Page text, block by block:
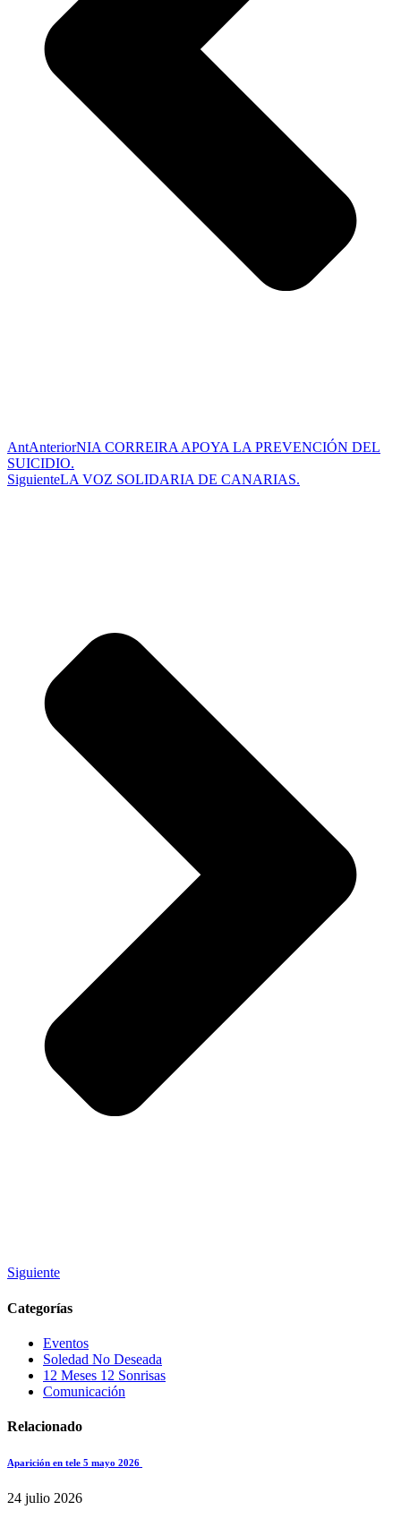
AntAnteriorNIA CORREIRA APOYA LA PREVENCIÓN DEL
SUICIDIO.
SiguienteLA VOZ SOLIDARIA DE CANARIAS.
Siguiente
Categorías
Eventos
Soledad No Deseada
12 Meses 12 Sonrisas
Comunicación
Relacionado
Aparición en tele 5 mayo 2026
24 julio 2026